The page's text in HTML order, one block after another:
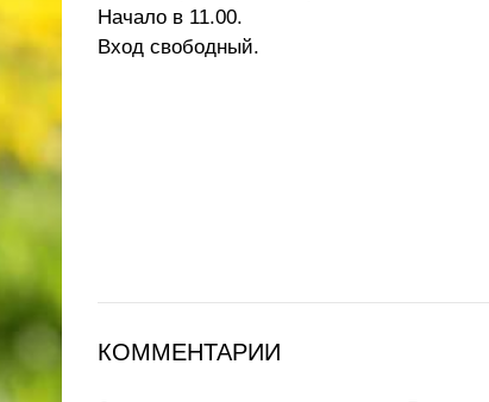
Начало в 11.00.
Вход свободный.
КОММЕНТАРИИ